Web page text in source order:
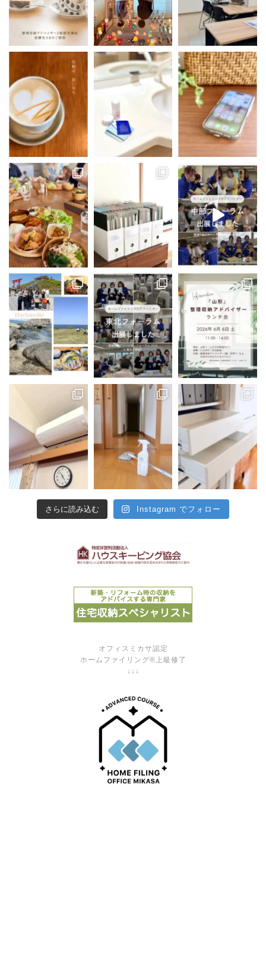
さらに読み込む Instagram でフォロー
オフィスミカサ認定
ホームファイリング®上級修了
↓↓↓